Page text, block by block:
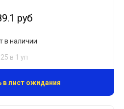
руб
в наличии
25 в 1 уп
в лист ожидания